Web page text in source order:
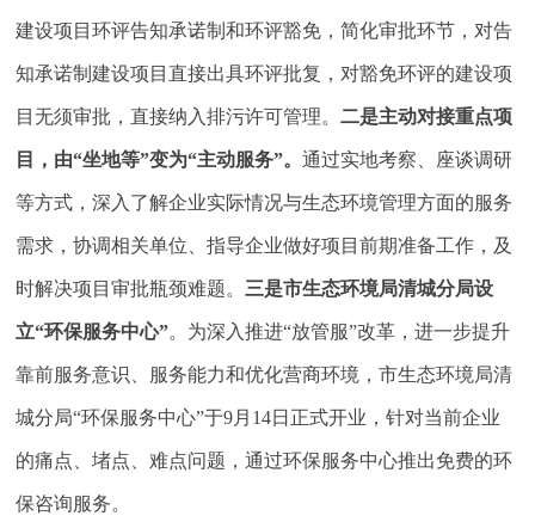
建设项目环评告知承诺制和环评豁免，简化审批环节，对告
知承诺制建设项目直接出具环评批复，对豁免环评的建设项
目无须审批，直接纳入排污许可管理。二是主动对接重点项
目，由“坐地等”变为“主动服务”。通过实地考察、座谈调研
等方式，深入了解企业实际情况与生态环境管理方面的服务
需求，协调相关单位、指导企业做好项目前期准备工作，及
时解决项目审批瓶颈难题。三是市生态环境局清城分局设
立“环保服务中心”。为深入推进“放管服”改革，进一步提升
靠前服务意识、服务能力和优化营商环境，市生态环境局清
城分局“环保服务中心”于9月14日正式开业，针对当前企业
的痛点、堵点、难点问题，通过环保服务中心推出免费的环
保咨询服务。